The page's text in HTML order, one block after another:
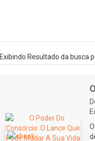
Exibindo Resultado da busca